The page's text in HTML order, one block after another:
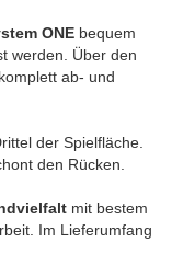
ONE bequem
werden. Über den
ab- und
der Spielfläche.
den Rücken.
mit bestem
Im Lieferumfang